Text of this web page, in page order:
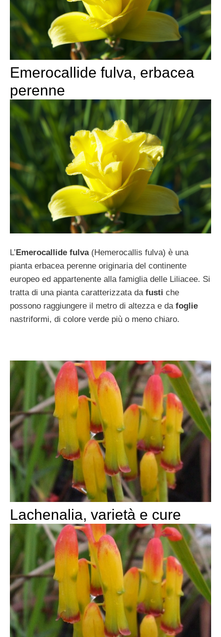
Emerocallide fulva, erbacea
perenne
L’ Emerocallide fulva(Hemerocallis fulva) è una
pianta erbacea perenne originaria del continente
europeo ed appartenente alla famiglia delle Liliacee. Si
tratta di una pianta caratterizzata dafusti che
possono raggiungere il metro di altezza e dafoglie
nastriformi, di colore verde più o meno chiaro.
Lachenalia, varietà e cure